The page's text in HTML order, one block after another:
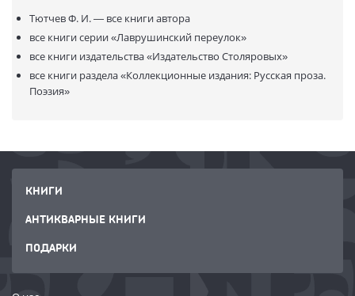
Тютчев Ф. И. — все книги автора
все книги серии«Лаврушинский переулок»
все книги издательства«Издательство Столяровых»
все книги раздела«Коллекционные издания: Русская проза.
Поэзия»
КНИГИ
АНТИКВАРНЫЕ КНИГИ
ПОДАРКИ